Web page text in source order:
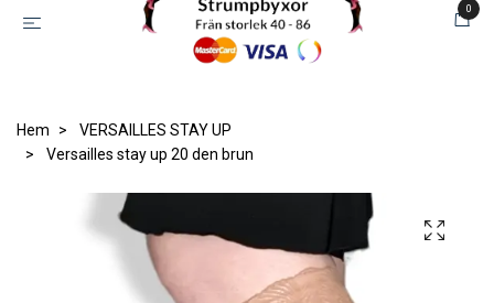
0
Hem
VERSAILLES STAY UP
Versailles stay up 20 den brun